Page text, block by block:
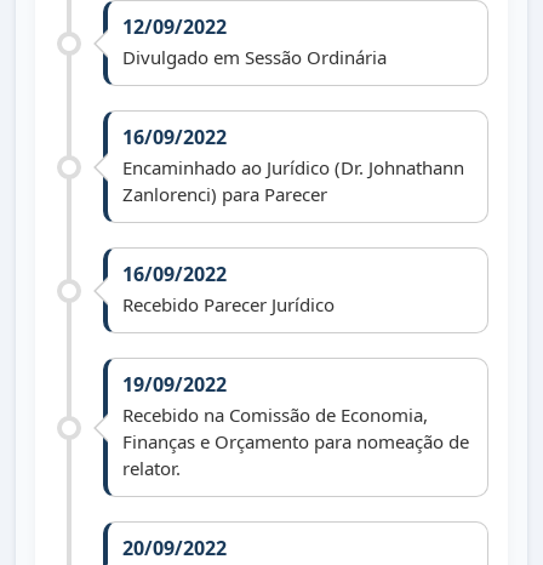
12/09/2022
Divulgado em Sessão Ordinária
16/09/2022
Encaminhado ao Jurídico (Dr. Johnathann
Zanlorenci) para Parecer
16/09/2022
Recebido Parecer Jurídico
19/09/2022
Recebido na Comissão de Economia,
Finanças e Orçamento para nomeação de
relator.
20/09/2022